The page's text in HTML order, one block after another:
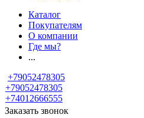
Каталог
Покупателям
О компании
Где мы?
...
+79052478305
+79052478305
+74012666555
Заказать звонок